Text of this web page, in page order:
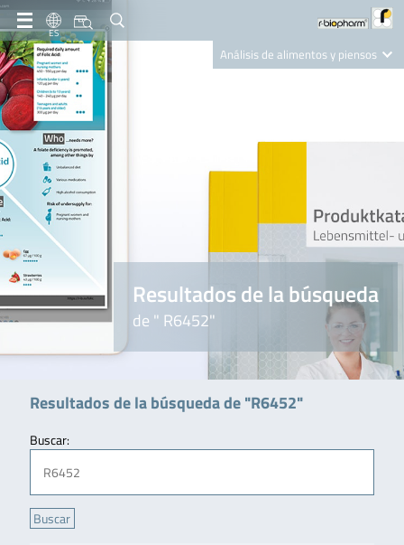
ES
Análisis de alimentos y piensos
Nutrition Care
Resultados de la búsqueda
de " R6452"
Resultados de la búsqueda de "R6452"
Buscar: